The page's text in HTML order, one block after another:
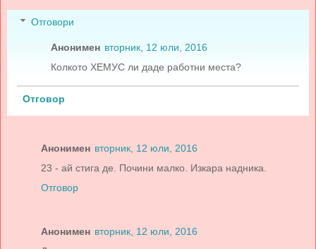
Отговори
Анонимен вторник, 12 юли, 2016
Колкото ХЕМУС ли даде работни места?
Отговор
Анонимен вторник, 12 юли, 2016
23 - ай стига де. Почини малко. Изкара надника.
Отговор
Анонимен вторник, 12 юли, 2016